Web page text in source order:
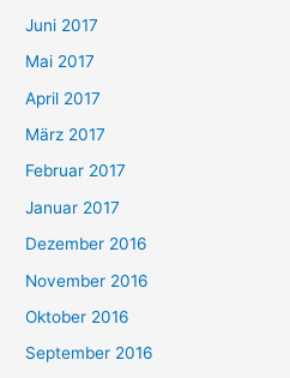
Juni 2017
Mai 2017
April 2017
März 2017
Februar 2017
Januar 2017
Dezember 2016
November 2016
Oktober 2016
September 2016